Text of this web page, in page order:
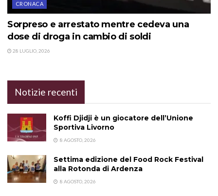
CRONACA
Sorpreso e arrestato mentre cedeva una
dose di droga in cambio di soldi
28 LUGLIO, 2026
Notizie recenti
Koffi Djidji è un giocatore dell’Unione
Sportiva Livorno
8 AGOSTO, 2026
Settima edizione del Food Rock Festival
alla Rotonda di Ardenza
8 AGOSTO, 2026